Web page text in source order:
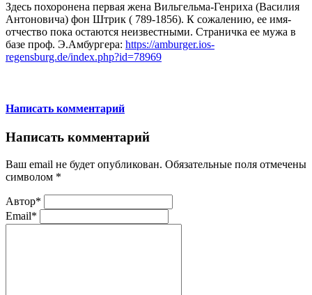
Здесь похоронена первая жена Вильгельма-Генриха (Василия
Антоновича) фон Штрик ( 789-1856). К сожалению, ее имя-
отчество пока остаются неизвестными. Страничка ее мужа в
базе проф. Э.Амбургера: https://amburger.ios-
regensburg.de/index.php?id=78969
Написать комментарий
Написать комментарий
Ваш email не будет опубликован. Обязательные поля отмечены
символом *
Автор*
Email*